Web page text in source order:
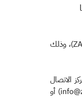
وحثت الهيئة المكلفين من قطاع الأعمال على المسارعة إلى تقديم إقراراتهم الضريبية عبر الموقع الإلكتروني (zatca.gov.sa)، أو تقديمها والسداد عبر تطبيق الهيئة للهواتف الذكية (ZATCA)، وذلك
الاتصال
) أو من خلال البريد الإلكتروني (info@zatca.gov.sa) أو